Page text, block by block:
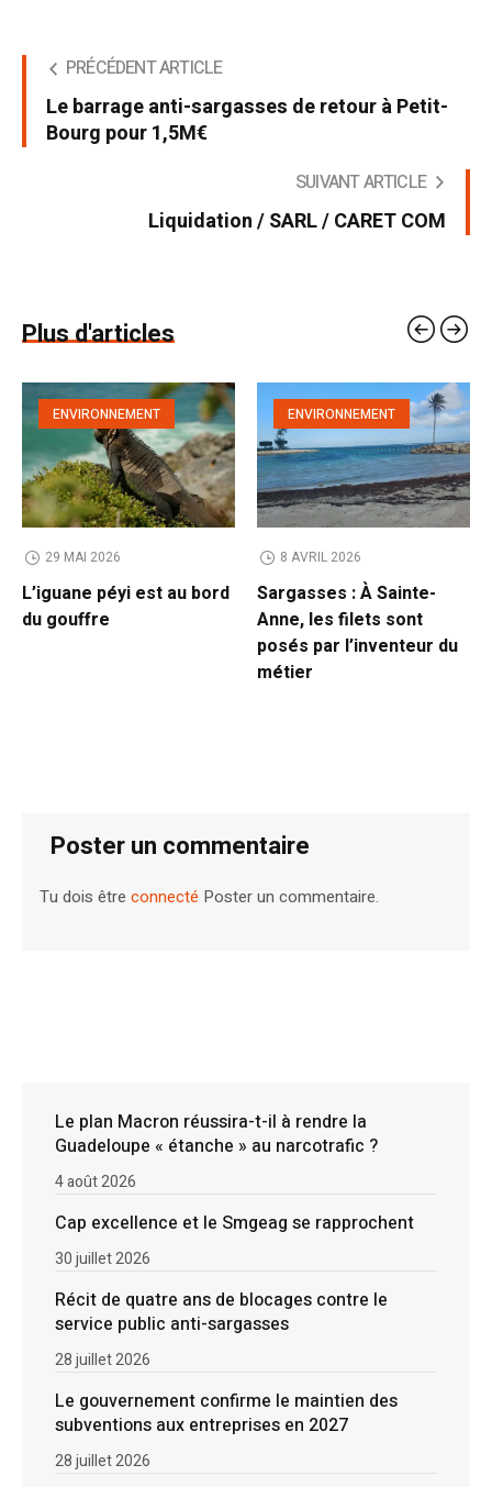
PRÉCÉDENT ARTICLE
Le barrage anti-sargasses de retour à Petit-
Bourg pour 1,5M€
SUIVANT ARTICLE
Liquidation / SARL / CARET COM
Plus d'articles
ENVIRONNEMENT
29 MAI 2026
L’iguane péyi est au bord
du gouffre
ENVIRONNEMENT
8 AVRIL 2026
Sargasses : À Sainte-
Anne, les filets sont
posés par l’inventeur du
métier
Poster un commentaire
Tu dois êtreconnecté Poster un commentaire.
Le plan Macron réussira-t-il à rendre la
Guadeloupe « étanche » au narcotrafic ?
4 août 2026
Cap excellence et le Smgeag se rapprochent
30 juillet 2026
Récit de quatre ans de blocages contre le
service public anti-sargasses
28 juillet 2026
Le gouvernement confirme le maintien des
subventions aux entreprises en 2027
28 juillet 2026